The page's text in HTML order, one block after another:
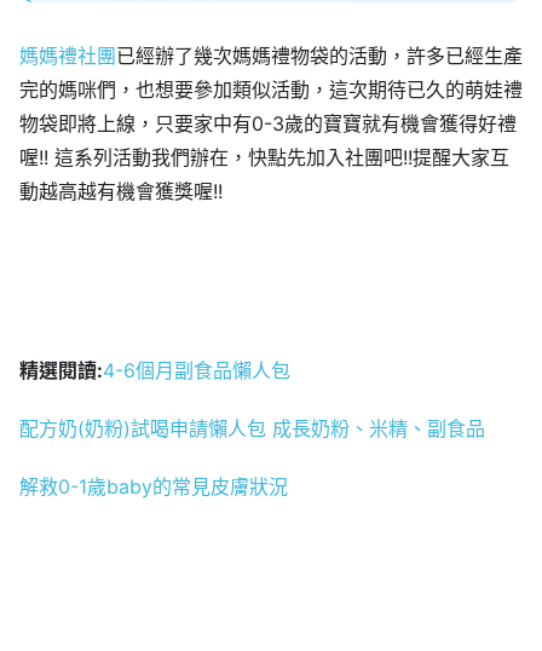
媽媽禮社團已經辦了幾次媽媽禮物袋的活動，許多已經生產
完的媽咪們，也想要參加類似活動，這次期待已久的萌娃禮
物袋即將上線，只要家中有0-3歲的寶寶就有機會獲得好禮
喔!! 這系列活動我們辦在，快點先加入社團吧!!提醒大家互
動越高越有機會獲獎喔!!
精選閱讀:4-6個月副食品懶人包
配方奶(奶粉)試喝申請懶人包 成長奶粉、米精、副食品
解救0-1歲baby的常見皮膚狀況